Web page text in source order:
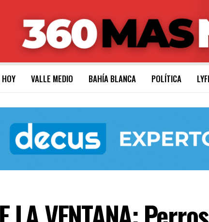
HOY VALLE MEDIO BAHÍA BLANCA POLÍTICA